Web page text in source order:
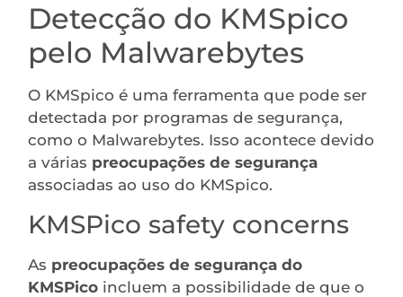
Detecção do KMSpico
pelo Malwarebytes
O KMSpico é uma ferramenta que pode ser
detectada por programas de segurança,
como o Malwarebytes. Isso acontece devido
a várias preocupações de segurança
associadas ao uso do KMSpico.
KMSPico safety concerns
As preocupações de segurança do
KMSPico incluem a possibilidade de que o